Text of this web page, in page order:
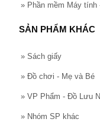
» Phần mềm Máy tính
SẢN PHẨM KHÁC
» Sách giấy
» Đồ chơi - Mẹ và Bé
» VP Phẩm - Đồ Lưu
» Nhóm SP khác